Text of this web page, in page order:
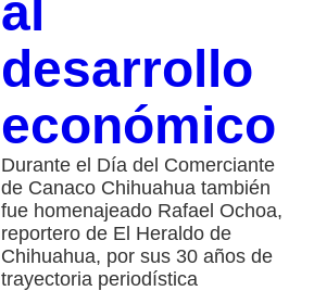
al
desarrollo
económico
Durante el Día del Comerciante
de Canaco Chihuahua también
fue homenajeado Rafael Ochoa,
reportero de El Heraldo de
Chihuahua, por sus 30 años de
trayectoria periodística